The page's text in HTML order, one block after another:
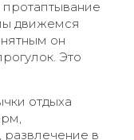
движемся
он
Это
отдыха
в